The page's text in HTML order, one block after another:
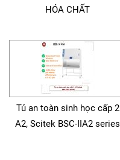
HÓA CHẤT
Tủ an toàn sinh học cấp 2
A2, Scitek BSC-IIA2 series